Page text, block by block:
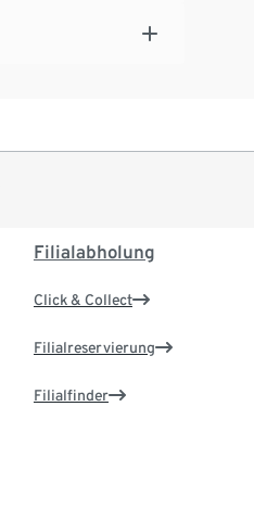
Filialabholung
Click & Collect
Filialreservierung
Filialfinder